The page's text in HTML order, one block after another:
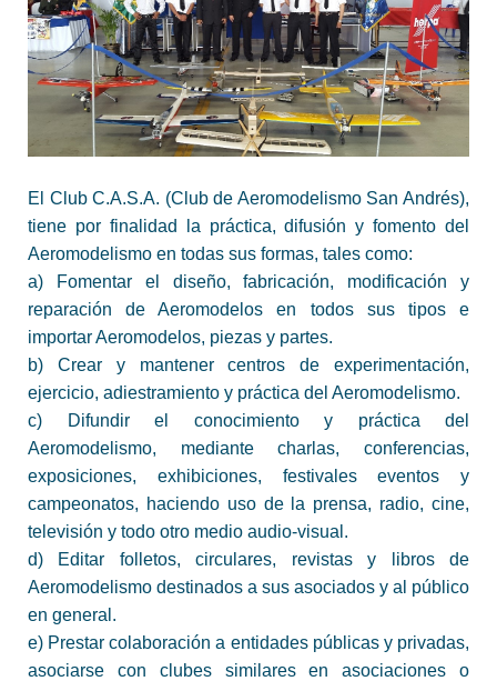
El Club C.A.S.A. (Club de Aeromodelismo San Andrés),
tiene por finalidad la práctica, difusión y fomento del
Aeromodelismo en todas sus formas, tales como:
a) Fomentar el diseño, fabricación, modificación y
reparación de Aeromodelos en todos sus tipos e
importar Aeromodelos, piezas y partes.
b) Crear y mantener centros de experimentación,
ejercicio, adiestramiento y práctica del Aeromodelismo.
c) Difundir el conocimiento y práctica del
Aeromodelismo, mediante charlas, conferencias,
exposiciones, exhibiciones, festivales eventos y
campeonatos, haciendo uso de la prensa, radio, cine,
televisión y todo otro medio audio-visual.
d) Editar folletos, circulares, revistas y libros de
Aeromodelismo destinados a sus asociados y al público
en general.
e) Prestar colaboración a entidades públicas y privadas,
asociarse con clubes similares en asociaciones o